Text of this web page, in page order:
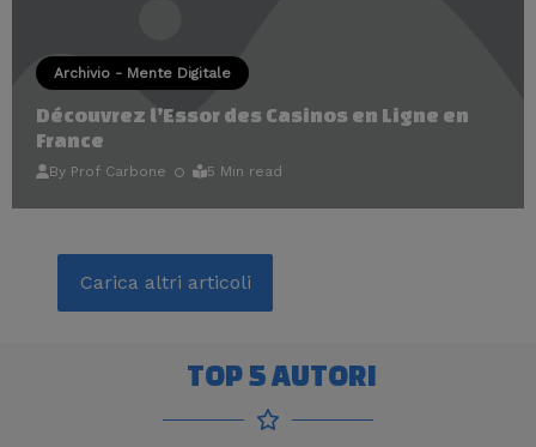
Archivio - Mente Digitale
Découvrez l’Essor des Casinos en Ligne en
France
By Prof Carbone 5 Min read
Carica altri articoli
Carica altri articoli
TOP 5 AUTORI